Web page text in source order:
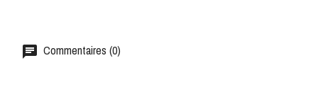
Commentaires (0)